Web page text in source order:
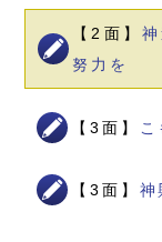
【2面】
努力を
【3面】
【3面】 神